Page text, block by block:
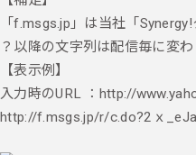
「f.msgs.jp」は当社「
？以降の文字列は配信毎に変わ
【表示例】
入力時のURL ：http://
http://f.msgs.jp/r/c.do?2ｘ